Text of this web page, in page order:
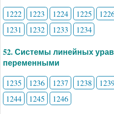
1222 1223 1224 1225
1231
1232 1233 1234
52. Системы линейных
переменными
1235 1236 1237 1238
1244
1245 1246